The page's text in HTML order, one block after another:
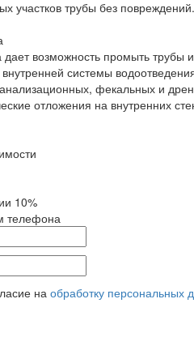
участков трубы без повреждений.
дает возможность промыть
системы
фекальных и
отложения на внутренних
10%
телефона
на обработку персональных